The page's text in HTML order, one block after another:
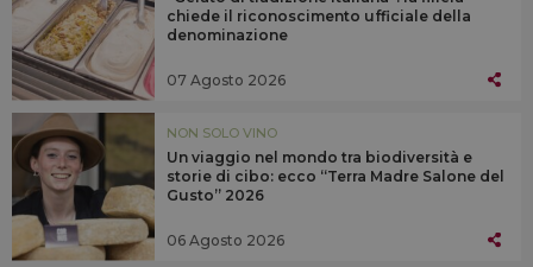
chiede il riconoscimento ufficiale della
denominazione
07 Agosto 2026
NON SOLO VINO
Un viaggio nel mondo tra biodiversità e
storie di cibo: ecco “Terra Madre Salone del
Gusto” 2026
06 Agosto 2026